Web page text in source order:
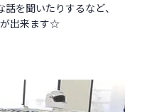
を聞いたりするなど、
が出来ます☆